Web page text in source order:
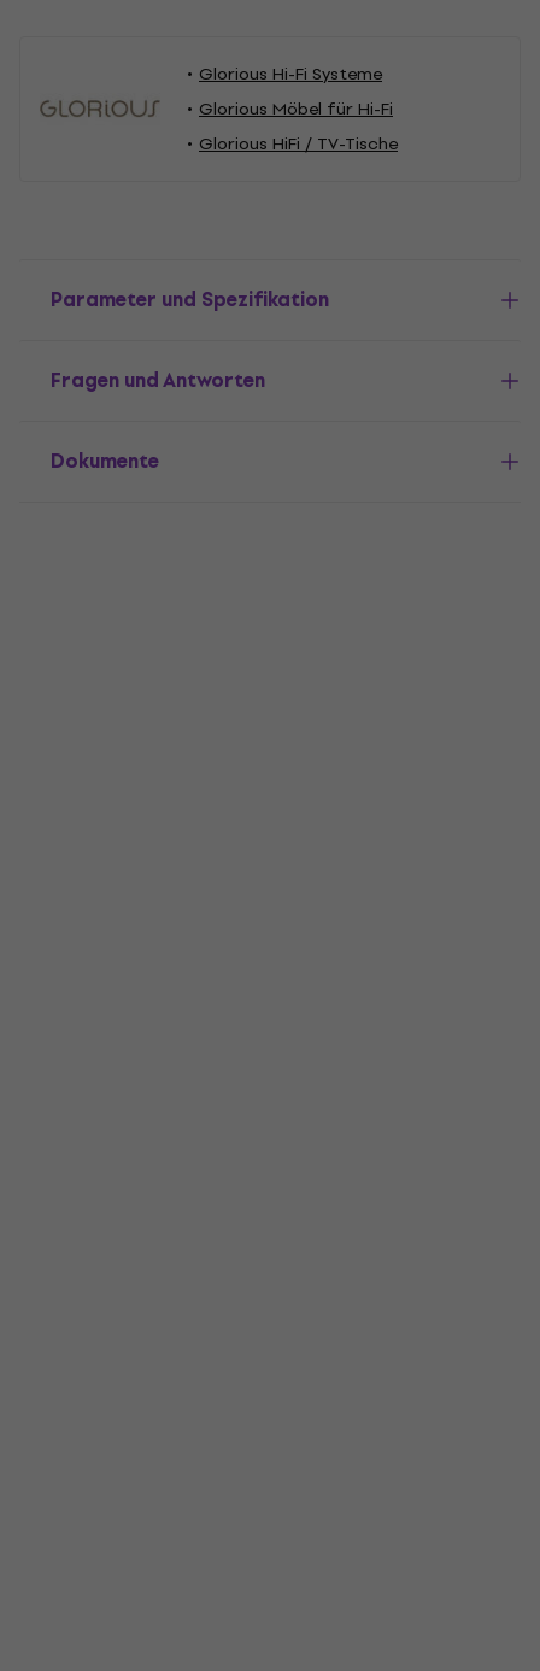
Glorious Hi-Fi Systeme
Glorious Möbel für Hi-Fi
Glorious HiFi / TV-Tische
Parameter und Spezifikation
Fragen und Antworten
Dokumente